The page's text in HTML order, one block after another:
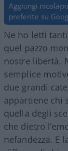
Aggiungi
preferite su
Ne ho letti
quel pazzo
nostre libertà.
semplice
due grandi
appartiene chi
quella degli
che dietro
nefandezza. E